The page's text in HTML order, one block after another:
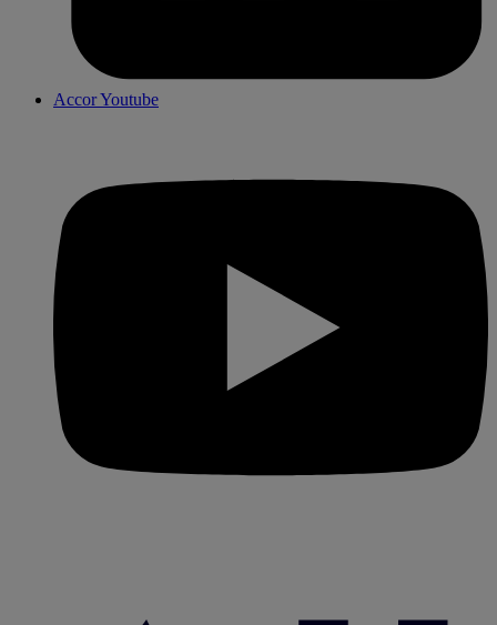
Accor Youtube